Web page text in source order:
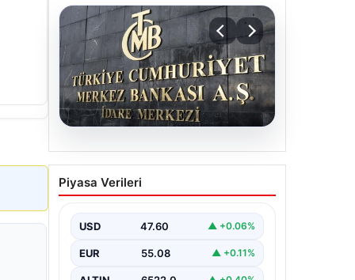
Merkez Bankası Nisan Ayı
Faiz Kararı Ne Zaman
Ekonomistlerin
Beklentileri ve Piyasa
Piyasa Verileri
USD 47.60 ▲ +0.06%
EUR 55.08 ▲ +0.11%